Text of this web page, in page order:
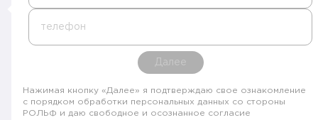
телефон
Далее
Нажимая кнопку «Далее» я подтверждаю свое ознакомление
с порядком обработки персональных данных со стороны
РОЛЬФ и даю свободное и осознанное согласие